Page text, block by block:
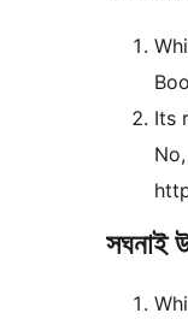
Its
সঘনাই